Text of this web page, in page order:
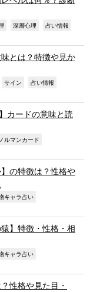
深層心理 占い情報
とは？特徴や見か
サイン 占い情報
カードの意味と読
ルマンカード
の特徴は？性格や
キャラ占い
】特徴・性格・相
キャラ占い
性格や見た目・